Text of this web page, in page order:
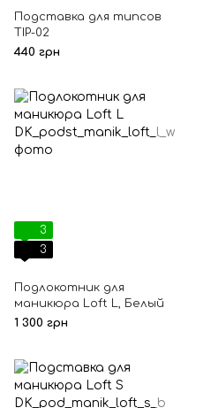
Подставка для типсов
TIP-02
440 грн
3
3
Подлокотник для
маникюра Loft L, Белый
1 300 грн